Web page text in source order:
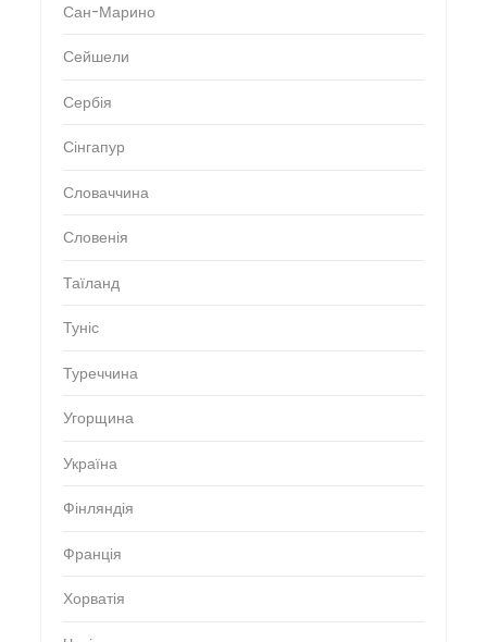
Сан-Марино
Сейшели
Сербія
Сінгапур
Словаччина
Словенія
Таїланд
Туніс
Туреччина
Угорщина
Україна
Фінляндія
Франція
Хорватія